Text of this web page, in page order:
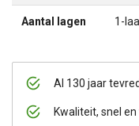
Al 130 jaar
Kwaliteit, snel
Aantal lagen 1-